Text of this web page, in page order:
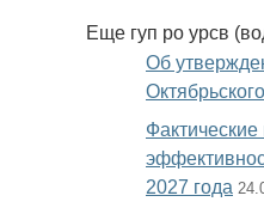
Еще гуп ро урсв
Об
2027 года